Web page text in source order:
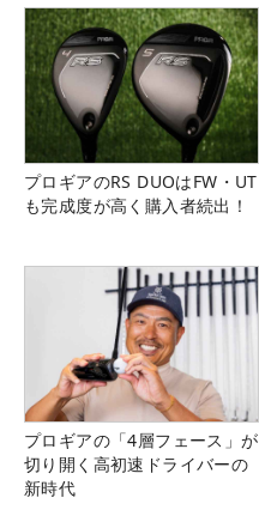
プロギアのRS DUOはFW・UT
も完成度が高く購入者続出！
プロギアの「4層フェース」が
切り開く高初速ドライバーの
新時代